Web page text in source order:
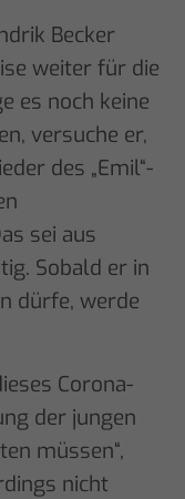
Becker
weiter für die
es noch keine
versuche er,
des „Emil“-
sei aus
Sobald er in
dürfe, werde
Corona-
der jungen
müssen“,
nicht